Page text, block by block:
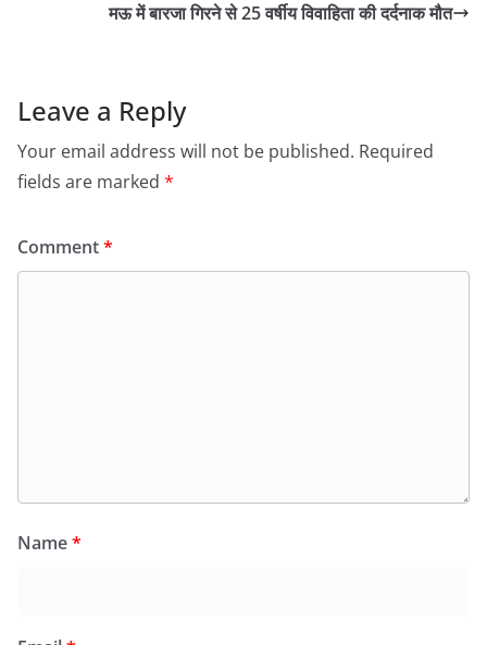
मऊ में बारजा गिरने से 25 वर्षीय विवाहिता की दर्दनाक मौत
Leave a Reply
Your email address will not be published. Required
fields are marked *
Comment*
Name*